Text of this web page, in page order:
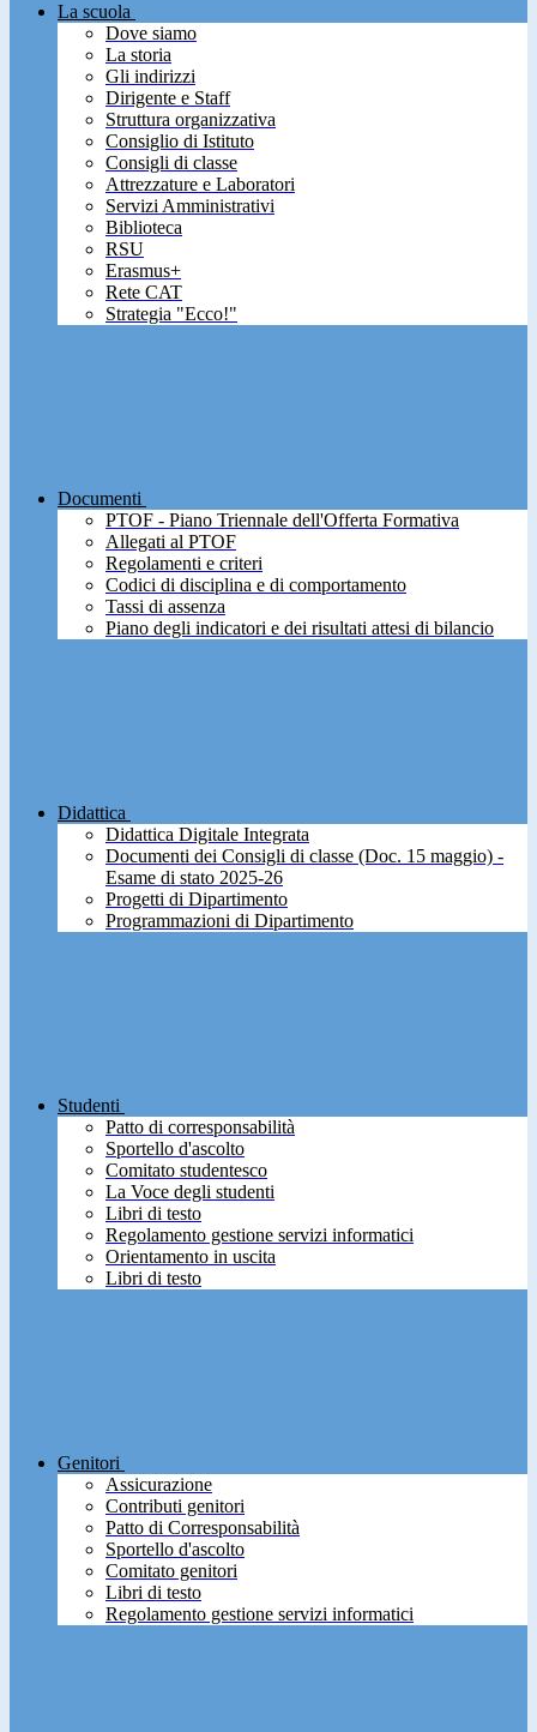
La scuola
Dove siamo
La storia
Gli indirizzi
Dirigente e Staff
Struttura organizzativa
Consiglio di Istituto
Consigli di classe
Attrezzature e Laboratori
Servizi Amministrativi
Biblioteca
RSU
Erasmus+
Rete CAT
Strategia "Ecco!"
Documenti
PTOF - Piano Triennale dell'Offerta Formativa
Allegati al PTOF
Regolamenti e criteri
Codici di disciplina e di comportamento
Tassi di assenza
Piano degli indicatori e dei risultati attesi di bilancio
Didattica
Didattica Digitale Integrata
Documenti dei Consigli di classe (Doc. 15 maggio) -
Esame di stato 2025-26
Progetti di Dipartimento
Programmazioni di Dipartimento
Studenti
Patto di corresponsabilità
Sportello d'ascolto
Comitato studentesco
La Voce degli studenti
Libri di testo
Regolamento gestione servizi informatici
Orientamento in uscita
Libri di testo
Genitori
Assicurazione
Contributi genitori
Patto di Corresponsabilità
Sportello d'ascolto
Comitato genitori
Libri di testo
Regolamento gestione servizi informatici